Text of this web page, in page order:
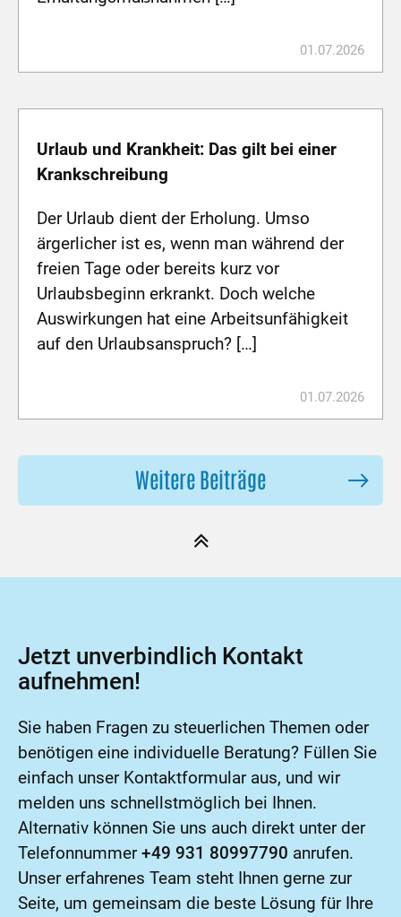
01.07.2026
Urlaub und Krankheit: Das gilt bei einer
Krankschreibung
Der Urlaub dient der Erholung. Umso
ärgerlicher ist es, wenn man während der
freien Tage oder bereits kurz vor
Urlaubsbeginn erkrankt. Doch welche
Auswirkungen hat eine Arbeitsunfähigkeit
auf den Urlaubsanspruch? […]
01.07.2026
Weitere Beiträge
Jetzt unverbindlich Kontakt
aufnehmen!
Sie haben Fragen zu steuerlichen Themen oder
benötigen eine individuelle Beratung? Füllen Sie
einfach unser Kontaktformular aus, und wir
melden uns schnellstmöglich bei Ihnen.
Alternativ können Sie uns auch direkt unter der
Telefonnummer+49 931 80997790 anrufen.
Unser erfahrenes Team steht Ihnen gerne zur
Seite, um gemeinsam die beste Lösung für Ihre